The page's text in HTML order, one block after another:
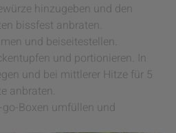
hinzugeben und den
bissfest anbraten.
und beiseitestellen.
und portionieren. In
und bei mittlerer Hitze für 5
anbraten.
Boxen umfüllen und